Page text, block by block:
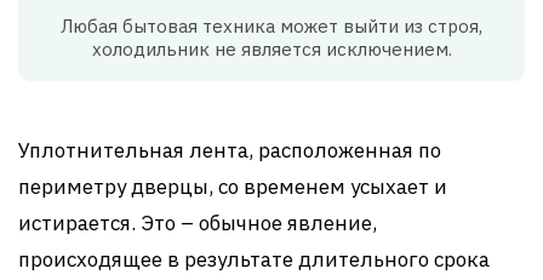
Любая бытовая техника может выйти из строя,
холодильник не является исключением.
Уплотнительная лента, расположенная по
периметру дверцы, со временем усыхает и
истирается. Это – обычное явление,
происходящее в результате длительного срока